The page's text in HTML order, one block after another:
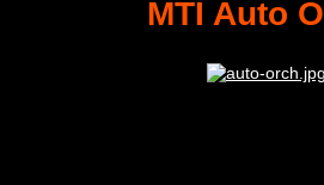
MTI Auto